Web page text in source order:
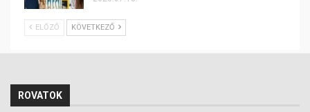
ELŐZŐ KÖVETKEZŐ
ROVATOK